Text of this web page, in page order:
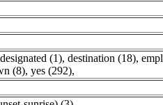
designated (1), destination (18),
(8), yes (292),